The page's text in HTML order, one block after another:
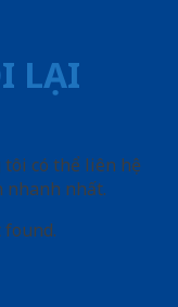
LẠI
có thể liên hệ
nhanh nhất.